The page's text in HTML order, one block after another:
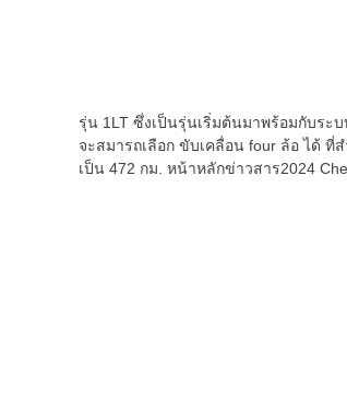
รุ่น 1LT ซึ่งเป็นรุ่นเริ่มต้นมาพร้อมกับระ
จะสมารถเลือก ขับเคลื่อน four ล้อ ได้
เป็น 472 กม. หน้าหลักข่าวสาร2024